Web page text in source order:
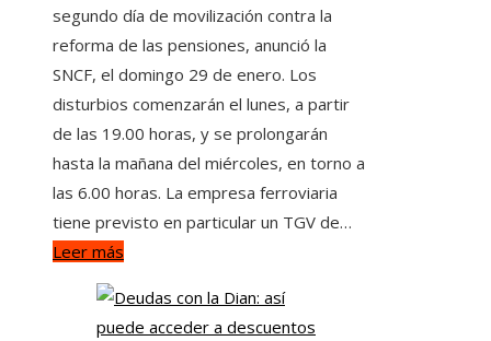
segundo día de movilización contra la
reforma de las pensiones, anunció la
SNCF, el domingo 29 de enero. Los
disturbios comenzarán el lunes, a partir
de las 19.00 horas, y se prolongarán
hasta la mañana del miércoles, en torno a
las 6.00 horas. La empresa ferroviaria
tiene previsto en particular un TGV de…
Leer más